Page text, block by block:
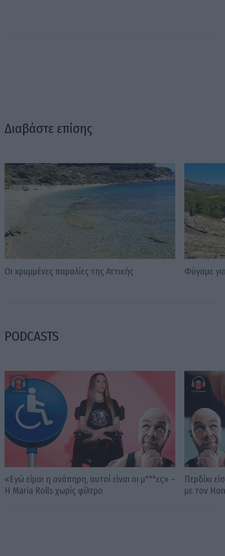
Διαβάστε επίσης
Οι κρυμμένες παραλίες της Αττικής Φύγαμε
PODCASTS
«Εγώ είμαι η ανάπηρη, αυτοί είναι οι μ***ες» –
Η Maria Rolls χωρίς φίλτρο
Περδίκι
με τον